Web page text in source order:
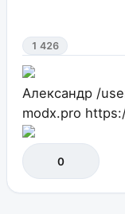
1 426
Александр /
modx.pro
0